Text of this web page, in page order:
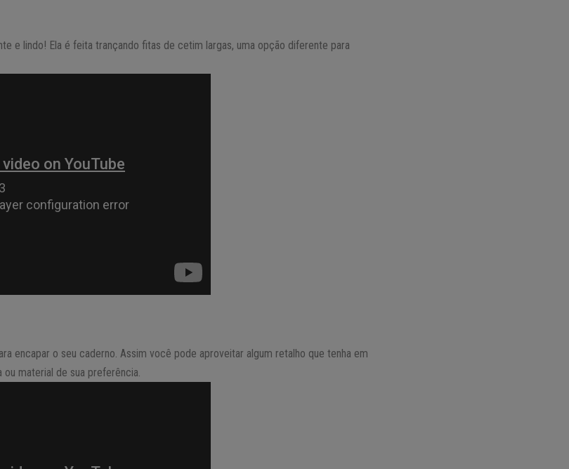
e lindo! Ela é feita trançando fitas de cetim largas, uma opção diferente para
encapar o seu caderno. Assim você pode aproveitar algum retalho que tenha em
material de sua preferência.